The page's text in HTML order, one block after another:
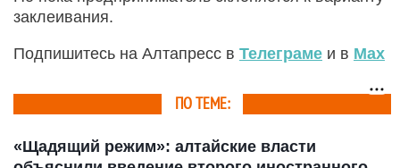
заклеивания.
Подпишитесь на Алтапресс в Телеграме и в Max
ПО ТЕМЕ:
«Щадящий режим»: алтайские власти